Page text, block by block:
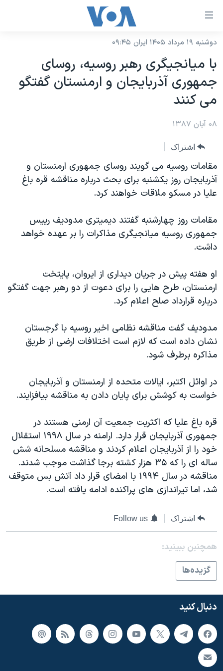
لینکهای
دسترسی
جهش
محتوای
اصلی
به
صفحه
جهش
به
جستجو
نسخه سبک وب‌سایت
موضوع ها
ایران
آمریکا
جهان
ورزشی
گزیده‌ها
ویژه برنامه‌ها
ویدیوها
فرهنگ و زندگی
حقوق شهروندی
اقتصادی
علم و فناوری
اسرائیل در جنگ
گالری عکس
آرشیو پخش زنده
برنامه های تلویزیونی
جدول برنامه ها
صفحه‌های ویژه
جام جهانی ۲۰۲۶
عملیات خشم حماسی
۲۵۰سالگی آمریکا
بایگانی برنامه‌های تلویزیونی
مستندها
انتخابات ریاست جمهوری آمریکا ۲۰۲۴
حمله جمهوری اسلامی به اسرائیل
رمز مهسا
ورزش زنان در ایران
اعتراضات زن، زندگی، آزادی
مجموعه مستندهای دادخواهی
تریبونال مردمی آبان ۹۸
دادگاه حمید نوری
چهل سال گروگان‌گیری
اعتراضات مردمی آبان ۹۸
اسرائیل در جنگ
نرگس محمدی برنده جایزه نوبل صلح
همایش محافظه‌کاران آمریکا «سی‌پک»
سفر پرزیدنت ترامپ به چین
فرکانس‌های صدای آمریکا
پخش رادیویی
دنبال کنید
زبانهای مختلف
دوشنبه ۱۹ مرداد ۱۴۰۵ ایران ۰۹:۴۵
با میانجیگری رهبر روسیه، روسای
جمهوری آذربایجان و ارمنستان گفتگو
می کنند
۰۸ آبان ۱۳۸۷
اشتراک
مقامات روسیه می گویند روسای جمهوری ارمنستان و
آذربایجان روز یکشنبه برای بحث درباره مناقشه قره باغ
علیا در مسکو ملاقات خواهند کرد.
مقامات روز چهارشنبه گفتند دیمیتری مدودیف رییس
جمهوری روسیه میانجیگری مذاکرات را بر عهده خواهد
داشت.
او هفته پیش در جریان دیداری از ایروان، پایتخت
ارمنستان، طرح هایی را برای دعوت از دو رهبر جهت گفتگو
درباره قرارداد صلح اعلام کرد.
مدودیف گفت مناقشه نظامی اخیر روسیه با گرجستان
نشان داده است که لازم است اختلافات ارضی از طریق
مذاکره برطرف شود.
در اوائل اکتبر، ایالات متحده از ارمنستان و آذربایجان
خواست به کوشش برای پایان دادن به مناقشه بیافزایند.
قره باغ علیا که اکثریت جمعیت آن ارمنی هستند در
جمهوری آذربایجان قرار دارد. ارامنه در سال ۱۹۹۸ استقلال
خود را از آذربایجان اعلام کردند و مناقشه مسلحانه شش
ساله ای را که ۳۵ هزار کشته برجا گذاشت موجب شدند.
مناقشه در سال ۱۹۹۴ با امضای قرار داد آتش بس متوقف
شد، اما تیراندازی های پراکنده ادامه یافته است.
اشتراک Follow us
همچنبن ببینید:
گزيده‌ها
دنبال کنید